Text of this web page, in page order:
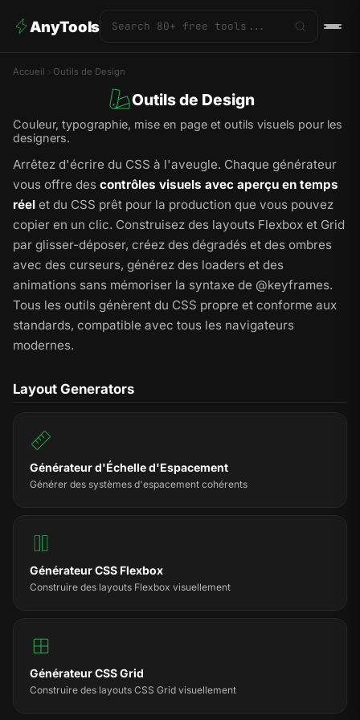
AnyTools
Accueil Outils de Design
Outils de Design
Couleur, typographie, mise en page et outils visuels pour les
designers.
Arrêtez d'écrire du CSS à l'aveugle. Chaque générateur
vous offre des contrôles visuels avec aperçu en temps
réel et du CSS prêt pour la production que vous pouvez
copier en un clic. Construisez des layouts Flexbox et Grid
par glisser-déposer, créez des dégradés et des ombres
avec des curseurs, générez des loaders et des
animations sans mémoriser la syntaxe de @keyframes.
Tous les outils génèrent du CSS propre et conforme aux
standards, compatible avec tous les navigateurs
modernes.
Layout Generators
Générateur d'Échelle d'Espacement
Générer des systèmes d'espacement cohérents
Générateur CSS Flexbox
Construire des layouts Flexbox visuellement
Générateur CSS Grid
Construire des layouts CSS Grid visuellement